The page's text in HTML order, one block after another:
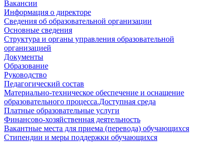
Вакансии
Информация о директоре
Сведения об образовательной организации
Основные сведения
Структура и органы управления образовательной
организацией
Документы
Образование
Руководство
Педагогический состав
Материально-техническое обеспечение и оснащение
образовательного процесса.Доступная среда
Платные образовательные услуги
Финансово-хозяйственная деятельность
Вакантные места для приема (перевода) обучающихся
Стипендии и меры поддержки обучающихся